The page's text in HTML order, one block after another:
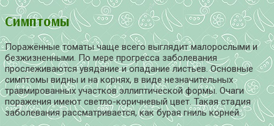
Симптомы
Поражённые томаты чаще всего выглядит малорослыми и
безжизненными. По мере прогресса заболевания
прослеживаются увядание и опадание листьев. Основные
симптомы видны и на корнях, в виде незначительных
травмированных участков эллиптической формы. Очаги
поражения имеют светло-коричневый цвет. Такая стадия
заболевания рассматривается, как бурая гниль корней.